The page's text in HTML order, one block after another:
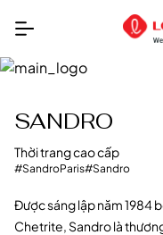
SANDRO
Thời trang cao cấp
#SandroParis#Sandro
Được sáng lập năm 1984
Chetrite, Sandro là